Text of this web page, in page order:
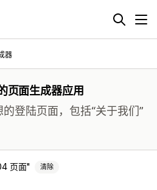
器
页面生成器应用
登陆页面，包括“关于我们”
页面 清除